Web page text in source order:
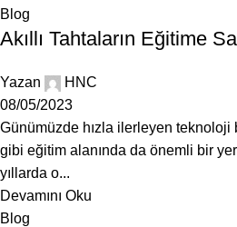
Blog
Akıllı Tahtaların Eğitime
Yazan
HNC
08/05/2023
Günümüzde hızla ilerleyen
gibi eğitim alanında da önemli bir
yıllarda o...
Devamını Oku
Blog